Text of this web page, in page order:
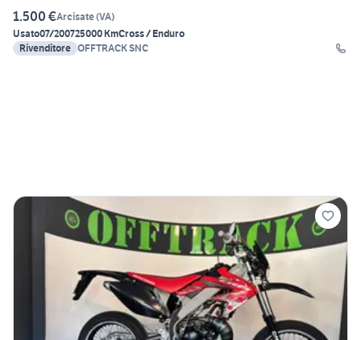
1.500 €Arcisate(VA)
Usato07/200725000 KmCross / Enduro
Rivenditore OFFTRACK SNC